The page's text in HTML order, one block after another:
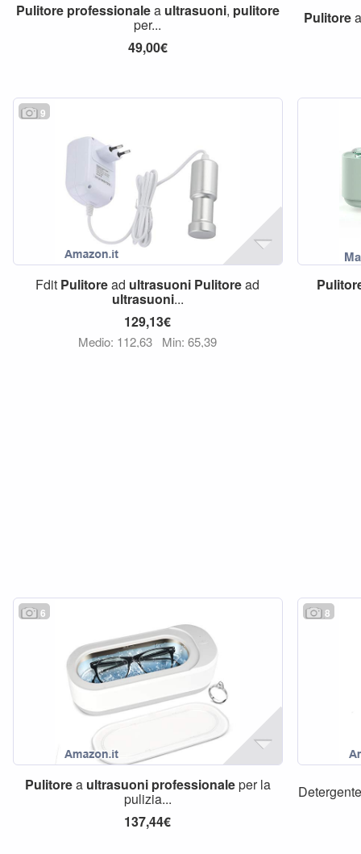
Pulitore professionalea ultrasuoni, pulitore
per...
49,00€
Pulitore
9
Fdit Pulitoread ultrasuoni Pulitoread
ultrasuoni...
129,13€
Medio: 112,63 Min: 65,39
6
Pulitorea ultrasuoni professionaleper la
pulizia...
137,44€
8